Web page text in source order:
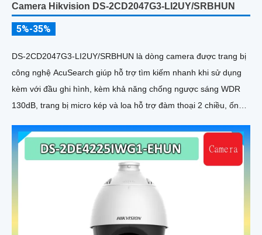
Camera Hikvision DS-2CD2047G3-LI2UY/SRBHUN
5%-35%
DS-2CD2047G3-LI2UY/SRBHUN là dòng camera được trang bị
công nghệ AcuSearch giúp hỗ trợ tìm kiếm nhanh khi sử dụng
kèm với đầu ghi hình, kèm khả năng chống ngược sáng WDR
130dB, trang bị micro kép và loa hỗ trợ đàm thoại 2 chiều, ống